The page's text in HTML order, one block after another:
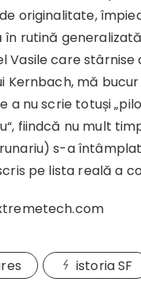
originalitate,
în rutină
Vasile care stârnise
Kernbach, mă
a nu scrie totuși
fiindcă nu mult
s-a
pe lista reală a
istoria SF